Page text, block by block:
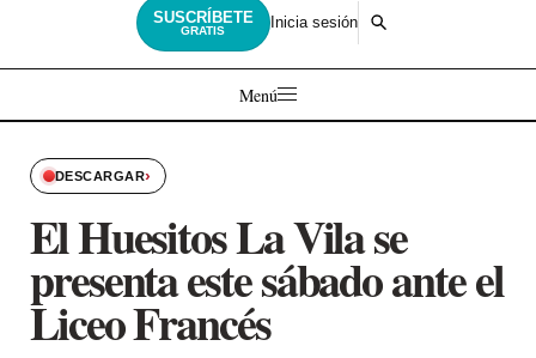
SUSCRÍBETE
GRATIS Inicia sesión
Menú
DESCARGAR›
El Huesitos La Vila se
presenta este sábado ante el
Liceo Francés